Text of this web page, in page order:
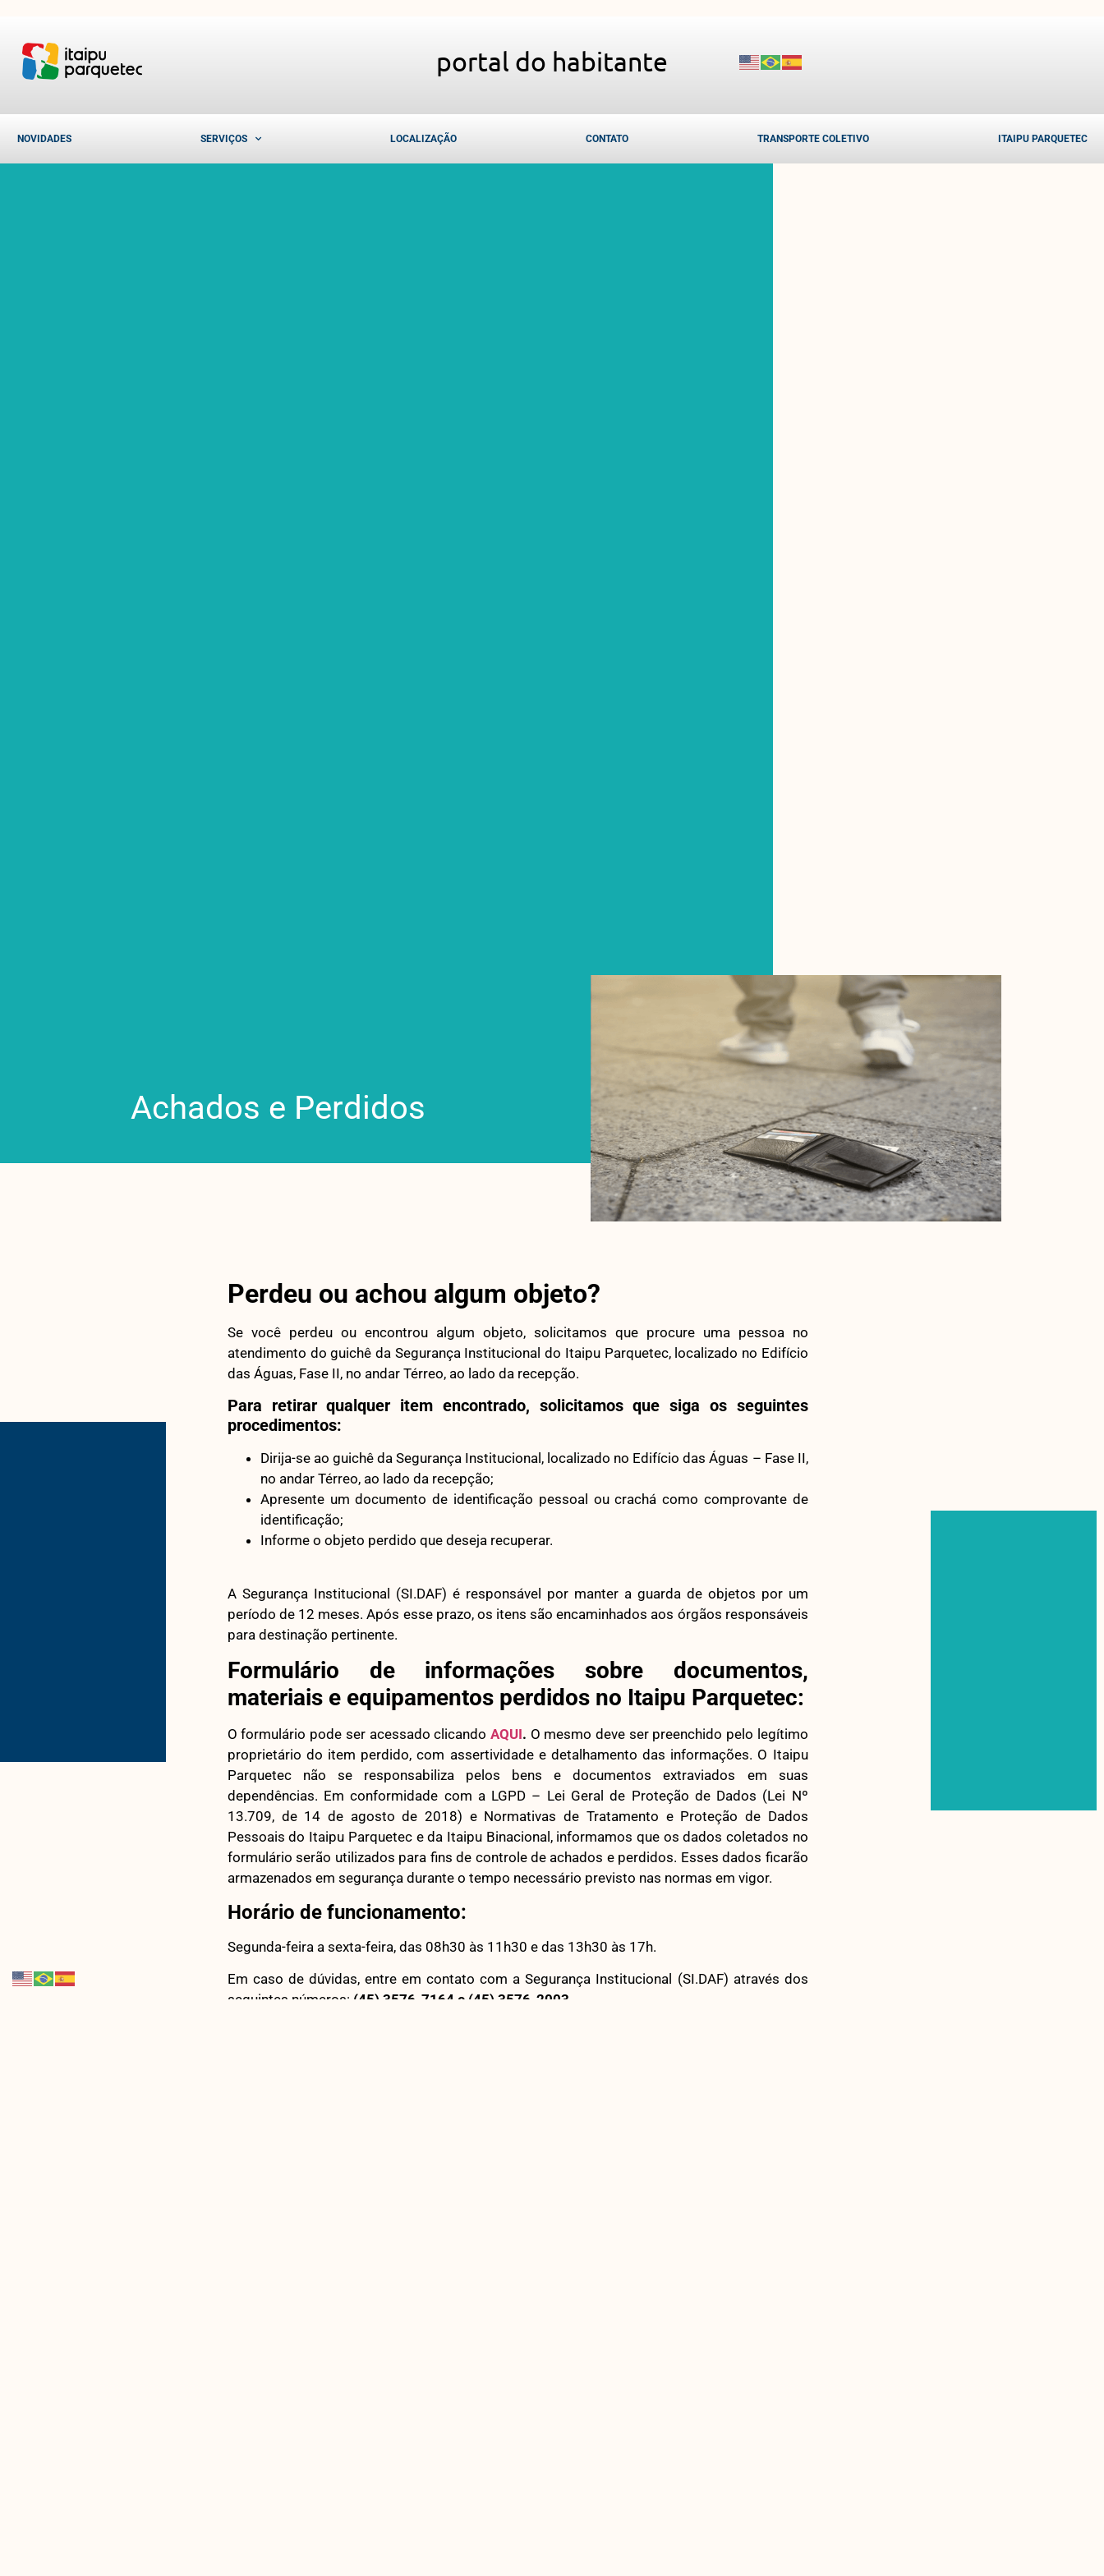
portal do habitante
NOVIDADES SERVIÇOS LOCALIZAÇÃO CONTATO TRANSPORTE COLETIVO ITAIPU PARQUETEC
Achados e Perdidos
Perdeu ou achou algum objeto?
Se você perdeu ou encontrou algum objeto, solicitamos que procure uma pessoa no
atendimento do guichê da Segurança Institucional do Itaipu Parquetec, localizado no Edifício
das Águas, Fase II, no andar Térreo, ao lado da recepção.
Para retirar qualquer item encontrado, solicitamos que siga os seguintes
procedimentos:
Dirija-se ao guichê da Segurança Institucional, localizado no Edifício das Águas – Fase II,
no andar Térreo, ao lado da recepção;
Apresente um documento de identificação pessoal ou crachá como comprovante de
identificação;
Informe o objeto perdido que deseja recuperar.
A Segurança Institucional (SI.DAF) é responsável por manter a guarda de objetos por um
período de 12 meses. Após esse prazo, os itens são encaminhados aos órgãos responsáveis
para destinação pertinente.
Formulário de informações sobre documentos,
materiais e equipamentos perdidos no Itaipu Parquetec:
O formulário pode ser acessado clicando AQUI. O mesmo deve ser preenchido pelo legítimo
proprietário do item perdido, com assertividade e detalhamento das informações. O Itaipu
Parquetec não se responsabiliza pelos bens e documentos extraviados em suas
dependências. Em conformidade com a LGPD – Lei Geral de Proteção de Dados (Lei Nº
13.709, de 14 de agosto de 2018) e Normativas de Tratamento e Proteção de Dados
Pessoais do Itaipu Parquetec e da Itaipu Binacional, informamos que os dados coletados no
formulário serão utilizados para fins de controle de achados e perdidos. Esses dados ficarão
armazenados em segurança durante o tempo necessário previsto nas normas em vigor.
Horário de funcionamento:
Segunda-feira a sexta-feira, das 08h30 às 11h30 e das 13h30 às 17h.
Em caso de dúvidas, entre em contato com a Segurança Institucional (SI.DAF) através dos
seguintes números: (45) 3576-7164 e (45) 3576-2003.